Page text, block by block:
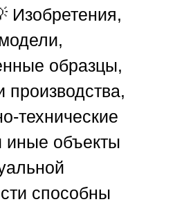
Изобретения,
образцы,
производства,
технические
иные объекты
способны